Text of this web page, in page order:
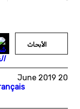
الأبحاث
20 June 2019